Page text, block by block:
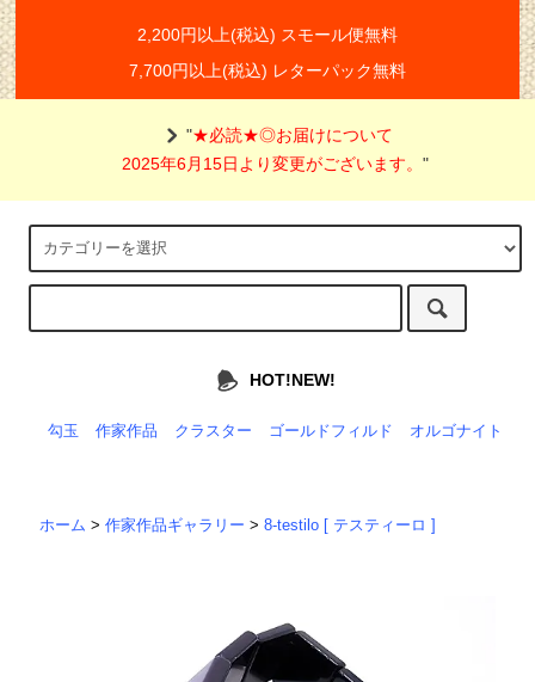
2,200円以上(税込) スモール便無料
7,700円以上(税込) レターパック無料
"★必読★◎お届けについて
2025年6月15日より変更がございます。"
HOT!NEW!
勾玉 作家作品 クラスター ゴールドフィルド オルゴナイト
ホーム >作家作品ギャラリー >8-testilo [ テスティーロ ]